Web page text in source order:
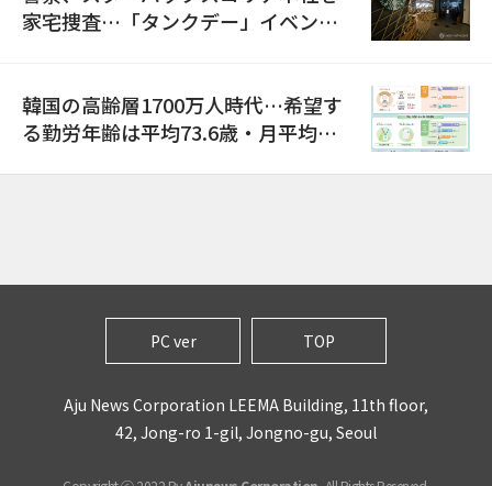
家宅捜査…「タンクデー」イベント
韓国の高齢層1700万人時代…希望す
る勤労年齢は平均73.6歳・月平均賃
PC ver TOP
Aju News Corporation LEEMA Building, 11th floor,
42, Jong-ro 1-gil, Jongno-gu, Seoul